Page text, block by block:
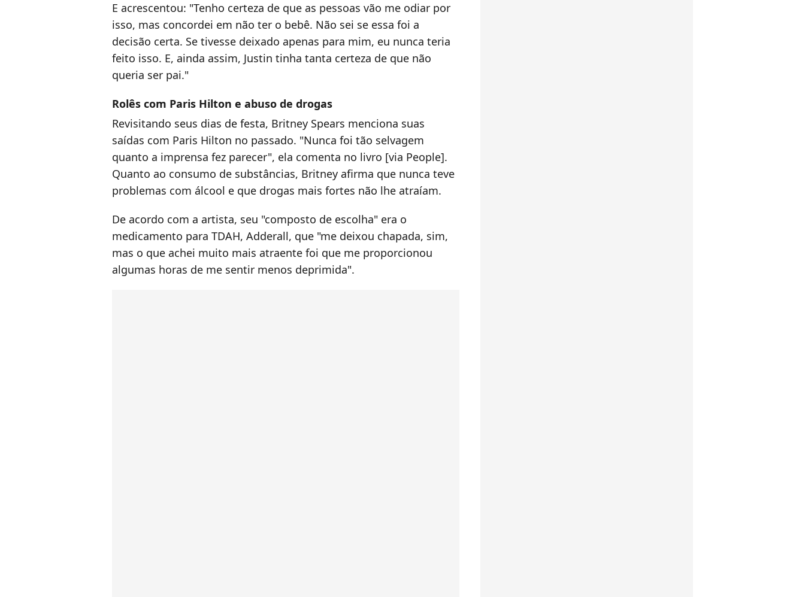
E acrescentou: "Tenho certeza de que as pessoas vão me odiar por
isso, mas concordei em não ter o bebê. Não sei se essa foi a
decisão certa. Se tivesse deixado apenas para mim, eu nunca teria
feito isso. E, ainda assim, Justin tinha tanta certeza de que não
queria ser pai."
Rolês com Paris Hilton e abuso de drogas
Revisitando seus dias de festa, Britney Spears menciona suas
saídas com Paris Hilton no passado. "Nunca foi tão selvagem
quanto a imprensa fez parecer", ela comenta no livro [via People].
Quanto ao consumo de substâncias, Britney afirma que nunca teve
problemas com álcool e que drogas mais fortes não lhe atraíam.
De acordo com a artista, seu "composto de escolha" era o
medicamento para TDAH, Adderall, que "me deixou chapada, sim,
mas o que achei muito mais atraente foi que me proporcionou
algumas horas de me sentir menos deprimida".